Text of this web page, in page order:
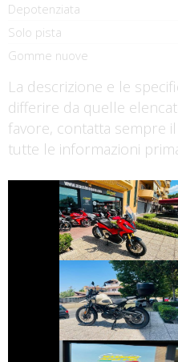
Depotenziata
Solo pista
Gomme nuove
La descrizione e le
differire da quelle
favore, contatta sempre
tutte le informazioni
HONDA X-ADV
ROYAL-ENFIELD
HIMALAYAN
€ 4.550 €
€ 5.890 €